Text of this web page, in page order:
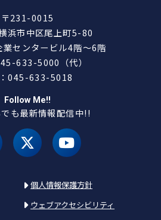
〒231-0015
浜市中区尾上町5-80
業センタービル4階～6階
633-5000（代）
045-633-5018
Follow Me!!
も最新情報配信中!!
X（旧 twitter）
youtube
個人情報保護方針
ウェブアクセシビリティ